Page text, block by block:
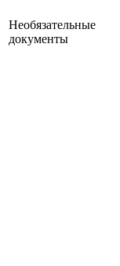
Необязательные
документы